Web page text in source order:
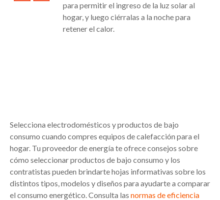
para permitir el ingreso de la luz solar al
hogar, y luego ciérralas a la noche para
retener el calor.
Selecciona electrodomésticos y productos de bajo
consumo cuando compres equipos de calefacción para el
hogar. Tu proveedor de energía te ofrece consejos sobre
cómo seleccionar productos de bajo consumo y los
contratistas pueden brindarte hojas informativas sobre los
distintos tipos, modelos y diseños para ayudarte a comparar
el consumo energético. Consulta las normas de eficiencia